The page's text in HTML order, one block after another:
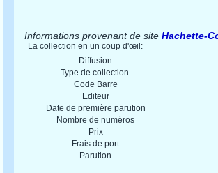
Informations provenant de site Hachette-
La collection en un coup d'œil:
Diffusion
Type de collection
Code Barre
Editeur
Date de première parution
Nombre de numéros
Prix
Frais de port
Parution